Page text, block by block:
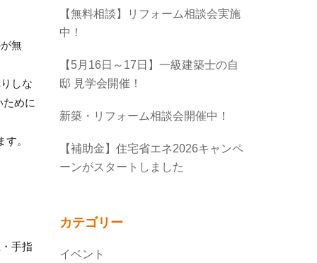
無
しな
ために
。
手指
【無料相談】リフォーム相談会実施
中！
【5月16日～17日】一級建築士の自
邸 見学会開催！
新築・リフォーム相談会開催中！
【補助金】住宅省エネ2026キャンペ
ーンがスタートしました
カテゴリー
イベント